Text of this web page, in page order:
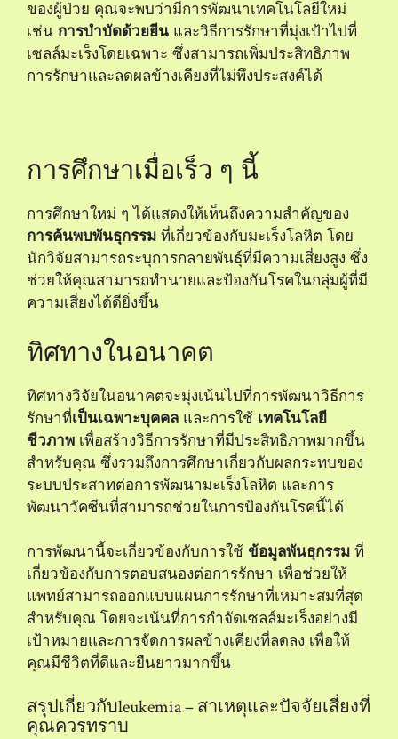
ของผู้ป่วย คุณจะพบว่ามีการพัฒนาเทคโนโลยีใหม่
เช่น การบำบัดด้วยยีน และวิธีการรักษาที่มุ่งเป้าไปที่
เซลล์มะเร็งโดยเฉพาะ ซึ่งสามารถเพิ่มประสิทธิภาพ
การรักษาและลดผลข้างเคียงที่ไม่พึงประสงค์ได้
การศึกษาเมื่อเร็ว ๆ นี้
การศึกษาใหม่ ๆ ได้แสดงให้เห็นถึงความสำคัญของ
การค้นพบพันธุกรรม ที่เกี่ยวข้องกับมะเร็งโลหิต โดย
นักวิจัยสามารถระบุการกลายพันธุ์ที่มีความเสี่ยงสูง ซึ่ง
ช่วยให้คุณสามารถทำนายและป้องกันโรคในกลุ่มผู้ที่มี
ความเสี่ยงได้ดียิ่งขึ้น
ทิศทางในอนาคต
ทิศทางวิจัยในอนาคตจะมุ่งเน้นไปที่การพัฒนาวิธีการ
รักษาที่เป็นเฉพาะบุคคล และการใช้ เทคโนโลยี
ชีวภาพ เพื่อสร้างวิธีการรักษาที่มีประสิทธิภาพมากขึ้น
สำหรับคุณ ซึ่งรวมถึงการศึกษาเกี่ยวกับผลกระทบของ
ระบบประสาทต่อการพัฒนามะเร็งโลหิต และการ
พัฒนาวัคซีนที่สามารถช่วยในการป้องกันโรคนี้ได้
การพัฒนานี้จะเกี่ยวข้องกับการใช้ ข้อมูลพันธุกรรม ที่
เกี่ยวข้องกับการตอบสนองต่อการรักษา เพื่อช่วยให้
แพทย์สามารถออกแบบแผนการรักษาที่เหมาะสมที่สุด
สำหรับคุณ โดยจะเน้นที่การกำจัดเซลล์มะเร็งอย่างมี
เป้าหมายและการจัดการผลข้างเคียงที่ลดลง เพื่อให้
คุณมีชีวิตที่ดีและยืนยาวมากขึ้น
สรุปเกี่ยวกับleukemia – สาเหตุและปัจจัยเสี่ยงที่
คุณควรทราบ